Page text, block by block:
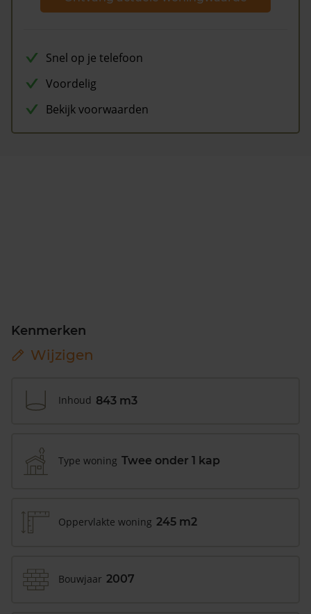
Snel op je telefoon
Voordelig
Bekijk voorwaarden
Kenmerken
Wijzigen
Inhoud 843 m3
Type woning Twee onder 1 kap
Oppervlakte woning 245 m2
Bouwjaar 2007